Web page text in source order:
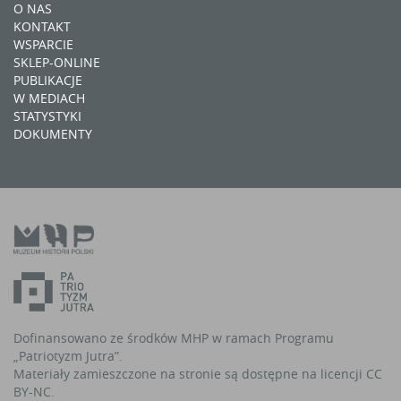
O NAS
KONTAKT
WSPARCIE
SKLEP-ONLINE
PUBLIKACJE
W MEDIACH
STATYSTYKI
DOKUMENTY
Dofinansowano ze środków MHP w ramach Programu
„Patriotyzm Jutra”.
Materiały zamieszczone na stronie są dostępne na licencji CC
BY-NC.